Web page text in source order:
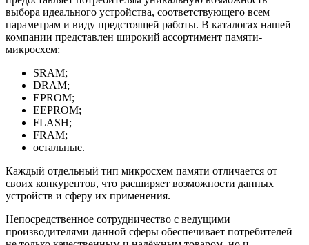
выбора идеального устройства, соответствующего всем
параметрам и виду предстоящей работы. В каталогах нашей
компании представлен широкий ассортимент памяти-
микросхем:
SRAM;
DRAM;
EPROM;
EEPROM;
FLASH;
FRAM;
остальные.
Каждый отдельный тип микросхем памяти отличается от
своих конкурентов, что расширяет возможности данных
устройств и сферу их применения.
Непосредственное сотрудничество с ведущими
производителями данной сферы обеспечивает потребителей